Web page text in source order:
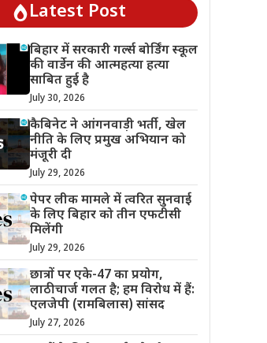
Latest Post
बिहार में सरकारी गर्ल्स बोर्डिंग स्कूल
की वार्डेन की आत्महत्या हत्या
साबित हुई है
July 30, 2026
कैबिनेट ने आंगनवाड़ी भर्ती, खेल
नीति के लिए प्रमुख अभियान को
मंजूरी दी
July 29, 2026
पेपर लीक मामले में त्वरित सुनवाई
के लिए बिहार को तीन एफटीसी
मिलेंगी
July 29, 2026
छात्रों पर एके-47 का प्रयोग,
लाठीचार्ज गलत है; हम विरोध में हैं:
एलजेपी (रामबिलास) सांसद
July 27, 2026